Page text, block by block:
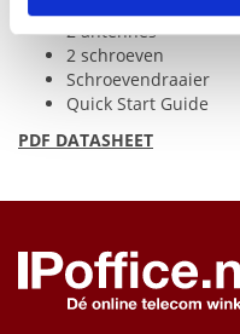
2 antennes
2 schroeven
Schroevendraaier
Quick Start Guide
PDF DATASHEET